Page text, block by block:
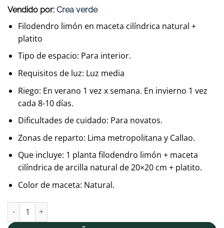
Vendido por: Crea verde
Filodendro limón en maceta cilíndrica natural +
platito
Tipo de espacio: Para interior.
Requisitos de luz: Luz media
Riego: En verano 1 vez x semana. En invierno 1 vez
cada 8-10 días.
Dificultades de cuidado: Para novatos.
Zonas de reparto: Lima metropolitana y Callao.
Que incluye: 1 planta filodendro limón + maceta
cilíndrica de arcilla natural de 20×20 cm + platito.
Color de maceta: Natural.
Filodendro limón + maceta cilíndrica natural | 55cm cantidad